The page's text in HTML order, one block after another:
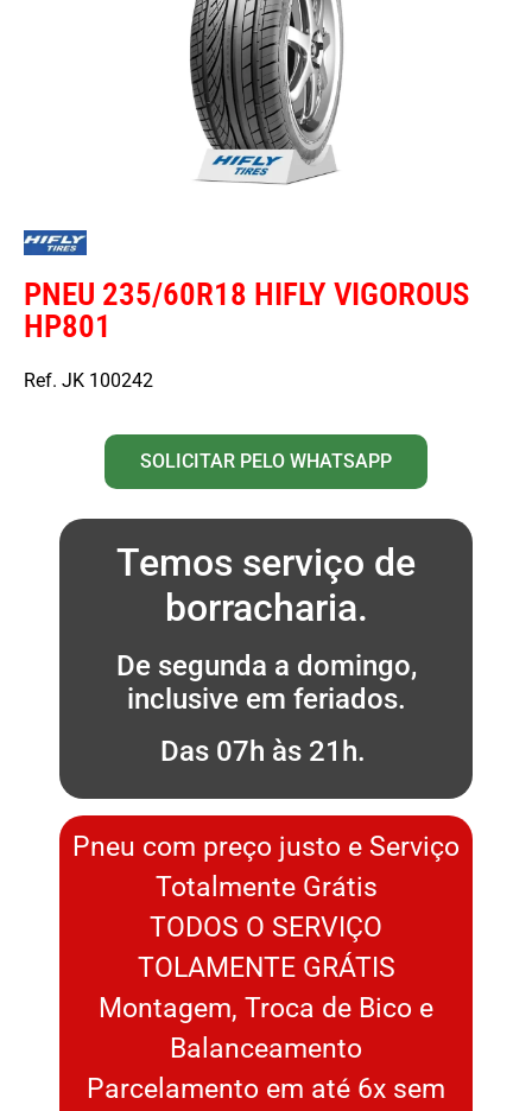
PNEU 235/60R18 HIFLY VIGOROUS
HP801
Ref. JK 100242
SOLICITAR PELO WHATSAPP
Temos serviço de
borracharia.
De segunda a domingo,
inclusive em feriados.
Das 07h às 21h.
Pneu com preço justo e Serviço
Totalmente Grátis
TODOS O SERVIÇO
TOLAMENTE GRÁTIS
Montagem, Troca de Bico e
Balanceamento
Parcelamento em até 6x sem